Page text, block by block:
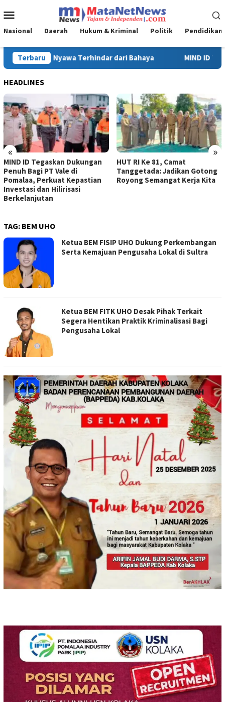
ke
Mobile
Nasional Daerah Hukum & Kriminal Politik Pendidikan
Terbaru
MIND ID Tegaskan Dukungan Penuh Bagi PT Vale di Pomalaa,
HEADLINES
« »
MIND ID Tegaskan Dukungan
Penuh Bagi PT Vale di
Pomalaa, Perkuat Kepastian
Investasi dan Hilirisasi
Berkelanjutan
HUT RI Ke 81, Camat
Tanggetada: Jadikan Gotong
Royong Semangat Kerja Kita
TAG: BEM UHO
Ketua BEM FISIP UHO Dukung Perkembangan
Serta Kemajuan Pengusaha Lokal di Sultra
Ketua BEM FITK UHO Desak Pihak Terkait
Segera Hentikan Praktik Kriminalisasi Bagi
Pengusaha Lokal